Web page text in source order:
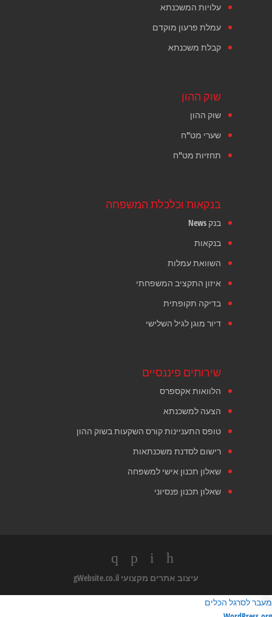
עלויות המשכנתא
עמלת פרעון מוקדם
קבלת משכנתא
שוק ההון
שוק ההון
שערי מט"ח
תחזיות מט"ח
בנקאות וכלכלת המשפחה
בנק News
בנקאות
השוואת עמלות
איזון התקציב המשפחתי
בדיקה תקופתית
דיור מוגן לגיל השלישי
שירותים פיננסיים
הלוואות אקספרס
הצעה למשכנתא
טופס התעניינות קורס השקעות בשוק ההון
רישום לסדנת משכנתאות
שאלון תכנון אישי למשפחה
שאלון תכנון פנסיוני
עיצוב אתרים מקצועי
מעבר לסרגל הכלים